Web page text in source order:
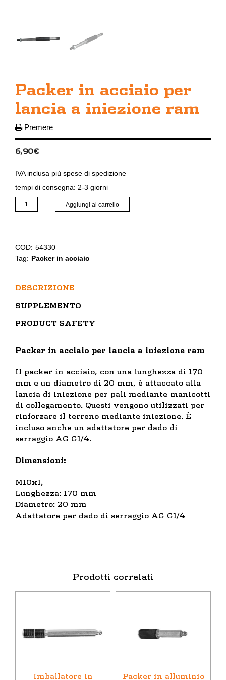
Packer in acciaio per
lancia a iniezione ram
Premere
6,90€
IVA inclusa più spese di spedizione
tempi di consegna: 2-3 giorni
Packer
in
lancia
a
quantità
Aggiungi al carrello
COD: 54330
Tag: Packer in acciaio
DESCRIZIONE
SUPPLEMENTO
PRODUCT SAFETY
Packer in acciaio per lancia a iniezione ram
Il packer in acciaio, con una lunghezza di 170
mm e un diametro di 20 mm, è attaccato alla
lancia di iniezione per pali mediante manicotti
di collegamento. Questi vengono utilizzati per
rinforzare il terreno mediante iniezione. È
incluso anche un adattatore per dado di
serraggio AG G1/4.
Dimensioni:
M10x1,
Lunghezza: 170 mm
Diametro: 20 mm
Adattatore per dado di serraggio AG G1/4
Prodotti correlati
Imballatore in
Packer in alluminio